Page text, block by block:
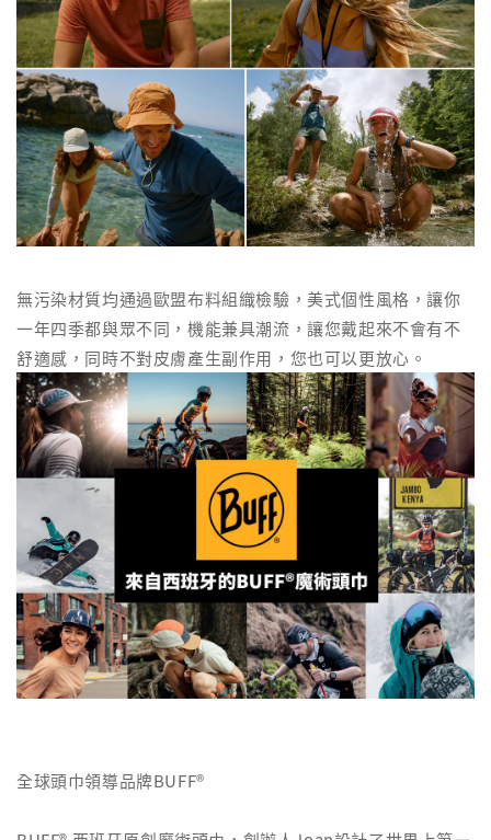
無污染材質均通過歐盟布料組織檢驗，美式個性風格，讓你
一年四季都與眾不同，機能兼具潮流，讓您戴起來不會有不
舒適感，同時不對皮膚產生副作用，您也可以更放心。
全球頭巾領導品牌BUFF®